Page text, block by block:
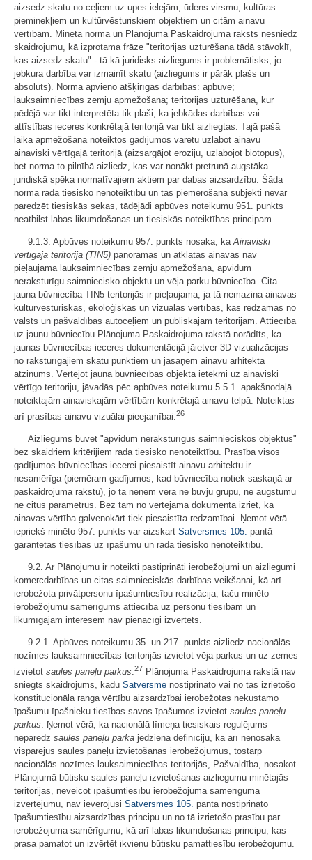
aizsedz skatu no ceļiem uz upes ielejām, ūdens virsmu, kultūras
pieminekļiem un kultūrvēsturiskiem objektiem un citām ainavu
vērtībām. Minētā norma un Plānojuma Paskaidrojuma raksts nesniedz
skaidrojumu, kā izprotama frāze "teritorijas uzturēšana tādā stāvoklī,
kas aizsedz skatu" - tā kā juridisks aizliegums ir problemātisks, jo
jebkura darbība var izmainīt skatu (aizliegums ir pārāk plašs un
absolūts). Norma apvieno atšķirīgas darbības: apbūve;
lauksaimniecības zemju apmežošana; teritorijas uzturēšana, kur
pēdējā var tikt interpretēta tik plaši, ka jebkādas darbības vai
attīstības ieceres konkrētajā teritorijā var tikt aizliegtas. Tajā pašā
laikā apmežošana noteiktos gadījumos varētu uzlabot ainavu
ainaviski vērtīgajā teritorijā (aizsargājot eroziju, uzlabojot biotopus),
bet norma to pilnībā aizliedz, kas var nonākt pretrunā augstāka
juridiskā spēka normatīvajiem aktiem par dabas aizsardzību. Šāda
norma rada tiesisko nenoteiktību un tās piemērošanā subjekti nevar
paredzēt tiesiskās sekas, tādējādi apbūves noteikumu 951. punkts
neatbilst labas likumdošanas un tiesiskās noteiktības principam.
9.1.3. Apbūves noteikumu 957. punkts nosaka, ka Ainaviski
vērtīgajā teritorijā (TIN5) panorāmās un atklātās ainavās nav
pieļaujama lauksaimniecības zemju apmežošana, apvidum
neraksturīgu saimniecisko objektu un vēja parku būvniecība. Cita
jauna būvniecība TIN5 teritorijās ir pieļaujama, ja tā nemazina ainavas
kultūrvēsturiskās, ekoloģiskās un vizuālās vērtības, kas redzamas no
valsts un pašvaldības autoceļiem un publiskajām teritorijām. Attiecībā
uz jaunu būvniecību Plānojuma Paskaidrojuma rakstā norādīts, ka
jaunas būvniecības ieceres dokumentācijā jāietver 3D vizualizācijas
no raksturīgajiem skatu punktiem un jāsaņem ainavu arhitekta
atzinums. Vērtējot jaunā būvniecības objekta ietekmi uz ainaviski
vērtīgo teritoriju, jāvadās pēc apbūves noteikumu 5.5.1. apakšnodaļā
noteiktajām ainaviskajām vērtībām konkrētajā ainavu telpā. Noteiktas
arī prasības ainavu vizuālai pieejamībai. 26
Aizliegums būvēt "apvidum neraksturīgus saimnieciskos objektus"
bez skaidriem kritērijiem rada tiesisko nenoteiktību. Prasība visos
gadījumos būvniecības iecerei piesaistīt ainavu arhitektu ir
nesamērīga (piemēram gadījumos, kad būvniecība notiek saskaņā ar
paskaidrojuma rakstu), jo tā neņem vērā ne būvju grupu, ne augstumu
ne citus parametrus. Bez tam no vērtējamā dokumenta izriet, ka
ainavas vērtība galvenokārt tiek piesaistīta redzamībai. Ņemot vērā
iepriekš minēto 957. punkts var aizskart Satversmes 105. pantā
garantētās tiesības uz īpašumu un rada tiesisko nenoteiktību.
9.2. Ar Plānojumu ir noteikti pastiprināti ierobežojumi un aizliegumi
komercdarbības un citas saimnieciskās darbības veikšanai, kā arī
ierobežota privātpersonu īpašumtiesību realizācija, taču minēto
ierobežojumu samērīgums attiecībā uz personu tiesībām un
likumīgajām interesēm nav pienācīgi izvērtēts.
9.2.1. Apbūves noteikumu 35. un 217. punkts aizliedz nacionālās
nozīmes lauksaimniecības teritorijās izvietot vēja parkus un uz zemes
izvietot saules paneļu parkus.27 Plānojuma Paskaidrojuma rakstā nav
sniegts skaidrojums, kādu Satversmē nostiprināto vai no tās izrietošo
konstitucionāla ranga vērtību aizsardzībai ierobežotas nekustamo
īpašumu īpašnieku tiesības savos īpašumos izvietot saules paneļu
parkus. Ņemot vērā, ka nacionālā līmeņa tiesiskais regulējums
neparedz saules paneļu parka jēdziena definīciju, kā arī nenosaka
vispārējus saules paneļu izvietošanas ierobežojumus, tostarp
nacionālās nozīmes lauksaimniecības teritorijās, Pašvaldība, nosakot
Plānojumā būtisku saules paneļu izvietošanas aizliegumu minētajās
teritorijās, neveicot īpašumtiesību ierobežojuma samērīguma
izvērtējumu, nav ievērojusi Satversmes 105. pantā nostiprināto
īpašumtiesību aizsardzības principu un no tā izrietošo prasību par
ierobežojuma samērīgumu, kā arī labas likumdošanas principu, kas
prasa pamatot un izvērtēt ikvienu būtisku pamattiesību ierobežojumu.